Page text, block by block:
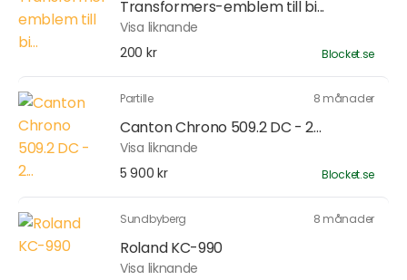
Transformers-emblem till bi...
Visa liknande
200 kr
Blocket.se
Partille 8 månader
Canton Chrono 509.2 DC - 2...
Visa liknande
5 900 kr
Blocket.se
Sundbyberg 8 månader
Roland KC-990
Visa liknande